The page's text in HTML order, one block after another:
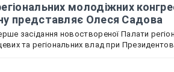
молодіжних
представляє Олеся Садова
засідання новоствореної Палати
та регіональних влад при